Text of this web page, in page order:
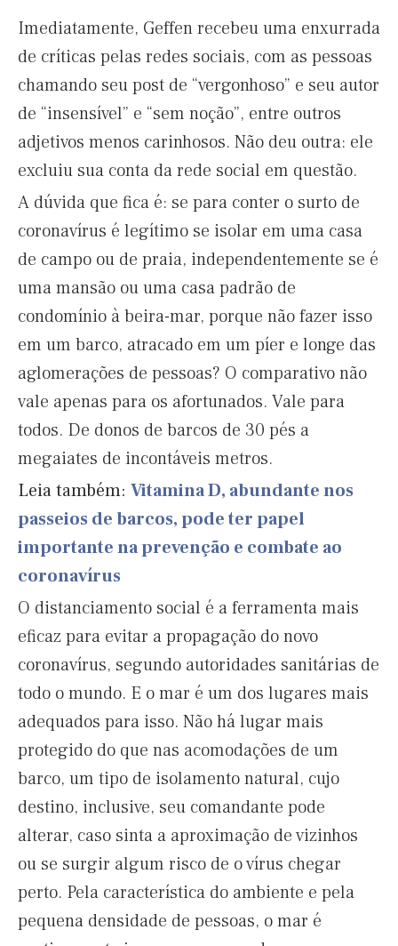
Imediatamente, Geffen recebeu uma enxurrada
de críticas pelas redes sociais, com as pessoas
chamando seu post de “vergonhoso” e seu autor
de “insensível” e “sem noção”, entre outros
adjetivos menos carinhosos. Não deu outra: ele
excluiu sua conta da rede social em questão.
A dúvida que fica é: se para conter o surto de
coronavírus é legítimo se isolar em uma casa
de campo ou de praia, independentemente se é
uma mansão ou uma casa padrão de
condomínio à beira-mar, porque não fazer isso
em um barco, atracado em um píer e longe das
aglomerações de pessoas? O comparativo não
vale apenas para os afortunados. Vale para
todos. De donos de barcos de 30 pés a
megaiates de incontáveis metros.
Leia também: Vitamina D, abundante nos
passeios de barcos, pode ter papel
importante na prevenção e combate ao
coronavírus
O distanciamento social é a ferramenta mais
eficaz para evitar a propagação do novo
coronavírus, segundo autoridades sanitárias de
todo o mundo. E o mar é um dos lugares mais
adequados para isso. Não há lugar mais
protegido do que nas acomodações de um
barco, um tipo de isolamento natural, cujo
destino, inclusive, seu comandante pode
alterar, caso sinta a aproximação de vizinhos
ou se surgir algum risco de o vírus chegar
perto. Pela característica do ambiente e pela
pequena densidade de pessoas, o mar é